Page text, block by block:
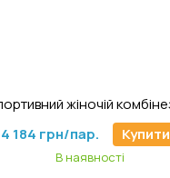
4 184 грн/пар.
Купити
В наявності